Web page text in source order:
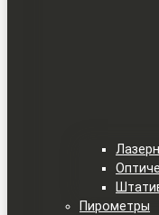
Пирометры